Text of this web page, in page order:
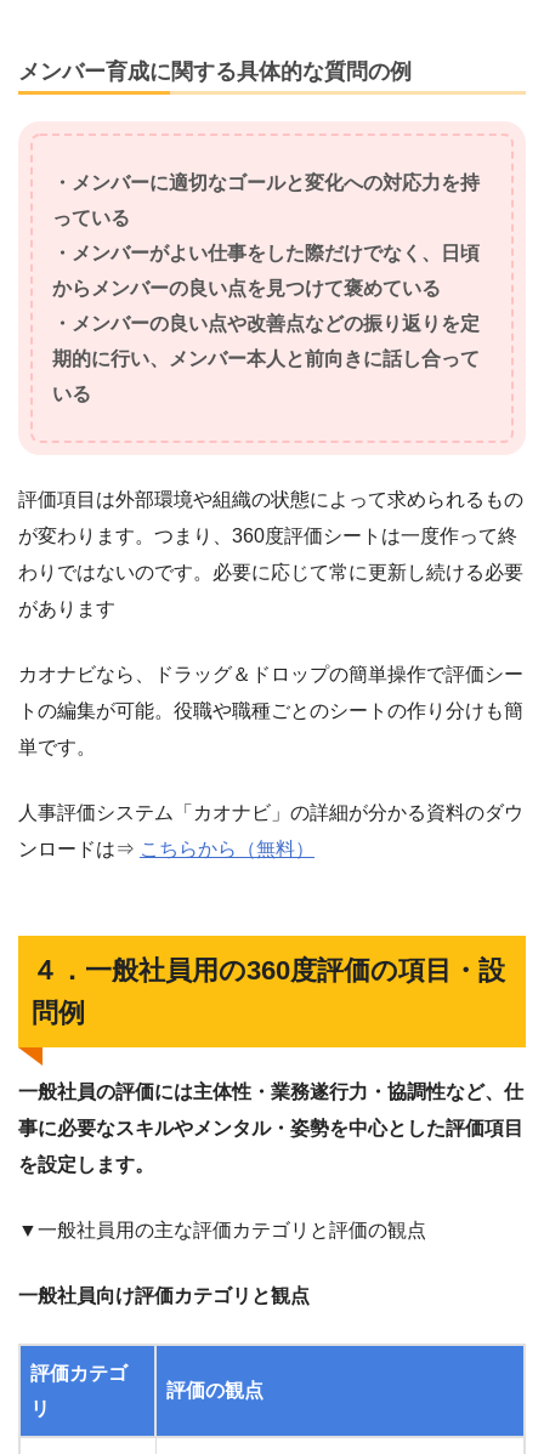
メンバー育成に関する具体的な質問の例
・メンバーに適切なゴールと変化への対応力を持
っている
・メンバーがよい仕事をした際だけでなく、日頃
からメンバーの良い点を見つけて褒めている
・メンバーの良い点や改善点などの振り返りを定
期的に行い、メンバー本人と前向きに話し合って
いる
評価項目は外部環境や組織の状態によって求められるもの
が変わります。つまり、360度評価シートは一度作って終
わりではないのです。必要に応じて常に更新し続ける必要
があります
カオナビなら、ドラッグ＆ドロップの簡単操作で評価シー
トの編集が可能。役職や職種ごとのシートの作り分けも簡
単です。
人事評価システム「カオナビ」の詳細が分かる資料のダウ
ンロードは⇒ こちらから（無料）
４．一般社員用の360度評価の項目・設
問例
一般社員の評価には主体性・業務遂行力・協調性など、仕
事に必要なスキルやメンタル・姿勢を中心とした評価項目
を設定します。
▼一般社員用の主な評価カテゴリと評価の観点
一般社員向け評価カテゴリと観点
評価カテゴ
リ
評価の観点